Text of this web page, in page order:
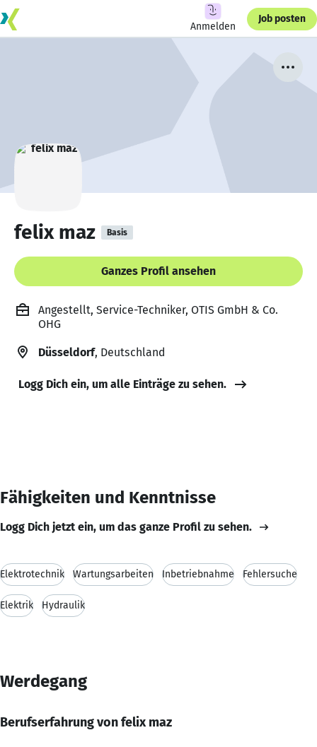
Anmelden
Job posten
felix maz Basis
Ganzes Profil ansehen
Angestellt, Service-Techniker, OTIS GmbH & Co.
OHG
Düsseldorf, Deutschland
Logg Dich ein, um alle Einträge zu sehen.
Fähigkeiten und Kenntnisse
Logg Dich jetzt ein, um das ganze Profil zu sehen.
Elektrotechnik Wartungsarbeiten Inbetriebnahme Fehlersuche
Elektrik Hydraulik
Werdegang
Berufserfahrung von felix maz